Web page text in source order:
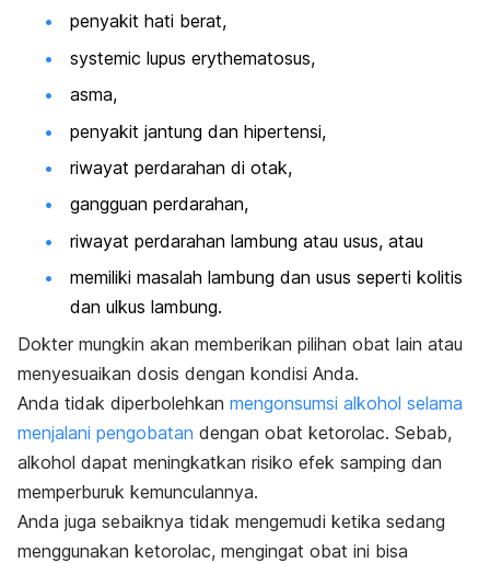
penyakit hati berat,
systemic lupus erythematosus,
asma,
penyakit jantung dan hipertensi,
riwayat perdarahan di otak,
gangguan perdarahan,
riwayat perdarahan lambung atau usus, atau
memiliki masalah lambung dan usus seperti kolitis
dan ulkus lambung.
Dokter mungkin akan memberikan pilihan obat lain atau
menyesuaikan dosis dengan kondisi Anda.
Anda tidak diperbolehkan mengonsumsi alkohol selama
menjalani pengobatan dengan obat ketorolac. Sebab,
alkohol dapat meningkatkan risiko efek samping dan
memperburuk kemunculannya.
Anda juga sebaiknya tidak mengemudi ketika sedang
menggunakan ketorolac, mengingat obat ini bisa